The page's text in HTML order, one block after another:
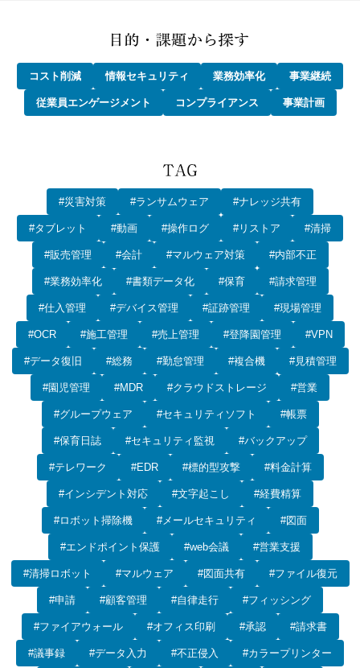
コスト削減 情報セキュリティ 業務効率化 事業継続
従業員エンゲージメント コンプライアンス 事業計画
#災害対策 #ランサムウェア #ナレッジ共有
#タブレット #動画 #操作ログ #リストア #清掃
#販売管理 #会計 #マルウェア対策 #内部不正
#業務効率化 #書類データ化 #保育 #請求管理
#仕入管理 #デバイス管理 #証跡管理 #現場管理
#OCR #施工管理 #売上管理 #登降園管理 #VPN
#データ復旧 #総務 #勤怠管理 #複合機 #見積管理
#園児管理 #MDR #クラウドストレージ #営業
#グループウェア #セキュリティソフト #帳票
#保育日誌 #セキュリティ監視 #バックアップ
#テレワーク #EDR #標的型攻撃 #料金計算
#インシデント対応 #文字起こし #経費精算
#ロボット掃除機 #メールセキュリティ #図面
#エンドポイント保護 #web会議 #営業支援
#清掃ロボット #マルウェア #図面共有 #ファイル復元
#申請 #顧客管理 #自律走行 #フィッシング
#ファイアウォール #オフィス印刷 #承認 #請求書
#議事録 #データ入力 #不正侵入 #カラープリンター